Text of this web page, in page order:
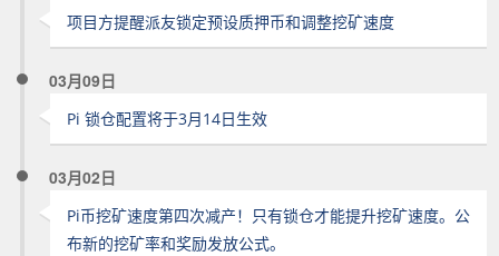
项目方提醒派友锁定预设质押币和调整挖矿速度
03月09日
Pi 锁仓配置将于3月14日生效
03月02日
Pi币挖矿速度第四次减产！只有锁仓才能提升挖矿速度。公
布新的挖矿率和奖励发放公式。